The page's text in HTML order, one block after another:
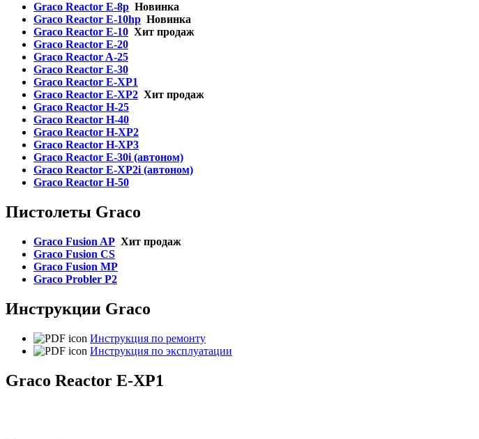
Graco Reactor E-8p Новинка
Graco Reactor E-10hp Новинка
Graсo Reactor E-10 Хит продаж
Graсo Reactor E-20
Graco Reactor A-25
Graсo Reactor E-30
Graсo Reactor E-XP1
Graсo Reactor E-XP2 Хит продаж
Graсo Reactor H-25
Graco Reactor H-40
Graсo Reactor H-XP2
Graco Reactor H-XP3
Graco Reactor E-30i (автоном)
Graco Reactor E-XP2i (автоном)
Graco Reactor H-50
Пистолеты Graco
Graco Fusion AP Хит продаж
Graco Fusion CS
Graco Fusion MP
Graco Probler P2
Инструкции Graco
Инструкция по ремонту
Инструкция по эксплуатации
Graсo Reactor E-XP1